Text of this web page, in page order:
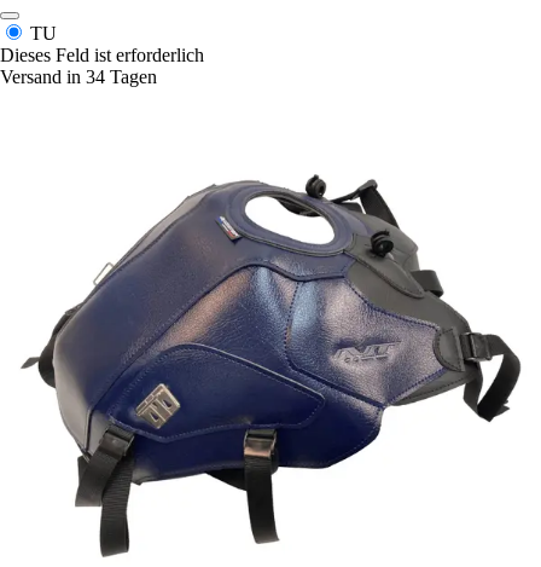
TU
Dieses Feld ist erforderlich
Versand in 34 Tagen